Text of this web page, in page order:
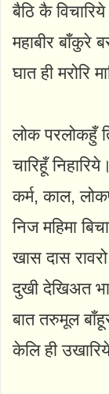
बैठि कै
महाबीर बाँकुरे
घात ही मरोरि
लोक परलोकहुँ
चारिहूँ निहारिये।
कर्म, काल,
निज महिमा
खास दास
दुखी देखिअत
बात तरुमूल
केलि ही